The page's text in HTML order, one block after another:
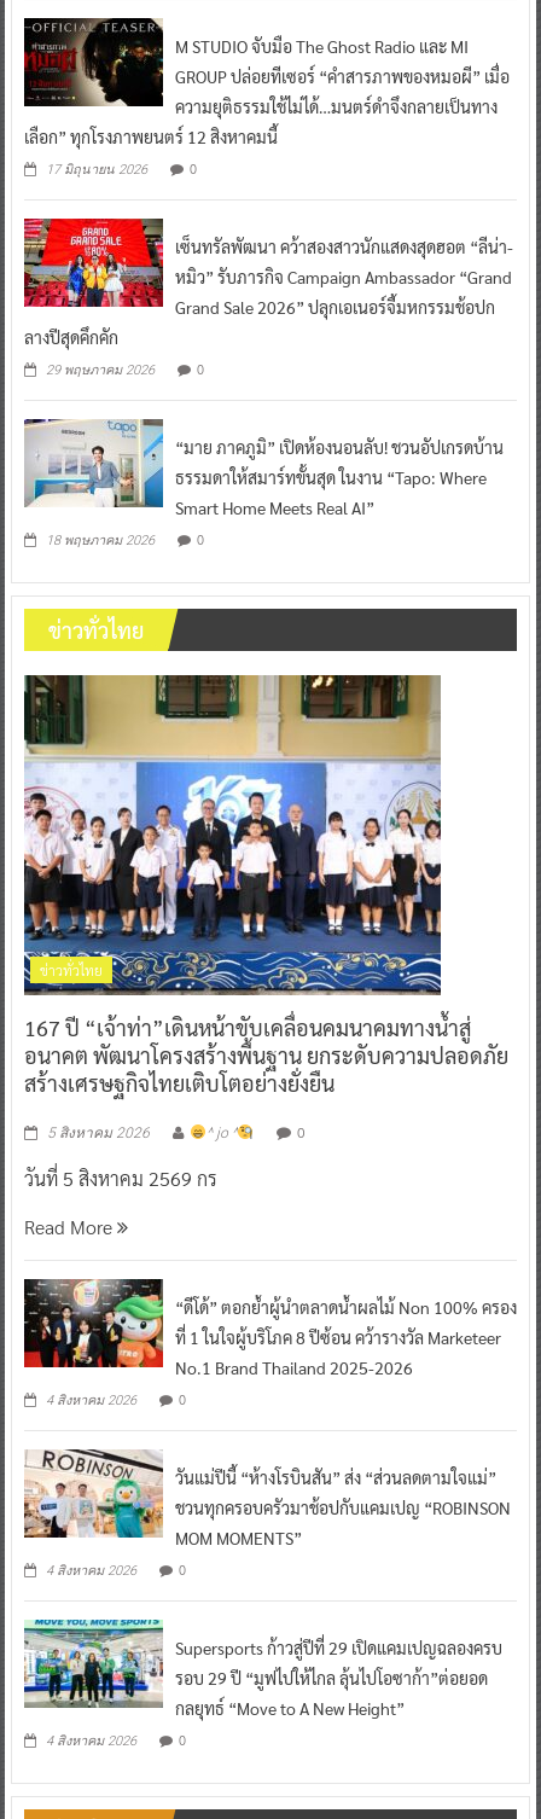
M STUDIO จับมือ The Ghost Radio และ MI
GROUP ปล่อยทีเซอร์ “คำสารภาพของหมอผี” เมื่อ
ความยุติธรรมใช้ไม่ได้…มนตร์ดำจึงกลายเป็นทาง
เลือก” ทุกโรงภาพยนตร์ 12 สิงหาคมนี้
17 มิถุนายน 2026 0
เซ็นทรัลพัฒนา คว้าสองสาวนักแสดงสุดฮอต “ลีน่า-
หมิว” รับภารกิจ Campaign Ambassador “Grand
Grand Sale 2026” ปลุกเอเนอร์จี้มหกรรมช้อปก
ลางปีสุดคึกคัก
29 พฤษภาคม 2026 0
“มาย ภาคภูมิ” เปิดห้องนอนลับ! ชวนอัปเกรดบ้าน
ธรรมดาให้สมาร์ทขั้นสุด ในงาน “Tapo: Where
Smart Home Meets Real AI”
18 พฤษภาคม 2026 0
ข่าวทั่วไทย
ข่าวทั่วไทย
167 ปี “เจ้าท่า”เดินหน้าขับเคลื่อนคมนาคมทางน้ำสู่
อนาคต พัฒนาโครงสร้างพื้นฐาน ยกระดับความปลอดภัย
สร้างเศรษฐกิจไทยเติบโตอย่างยั่งยืน
5 สิงหาคม 2026 ^ jo ^ 0
วันที่ 5 สิงหาคม 2569 กร
Read More
“ดีโด้” ตอกย้ำผู้นำตลาดน้ำผลไม้ Non 100% ครอง
ที่ 1 ในใจผู้บริโภค 8 ปีซ้อน คว้ารางวัล Marketeer
No.1 Brand Thailand 2025-2026
4 สิงหาคม 2026 0
วันแม่ปีนี้ “ห้างโรบินสัน” ส่ง “ส่วนลดตามใจแม่”
ชวนทุกครอบครัวมาช้อปกับแคมเปญ “ROBINSON
MOM MOMENTS”
4 สิงหาคม 2026 0
Supersports ก้าวสู่ปีที่ 29 เปิดแคมเปญฉลองครบ
รอบ 29 ปี “มูฟไปให้ไกล ลุ้นไปโอซาก้า”ต่อยอด
กลยุทธ์ “Move to A New Height”
4 สิงหาคม 2026 0